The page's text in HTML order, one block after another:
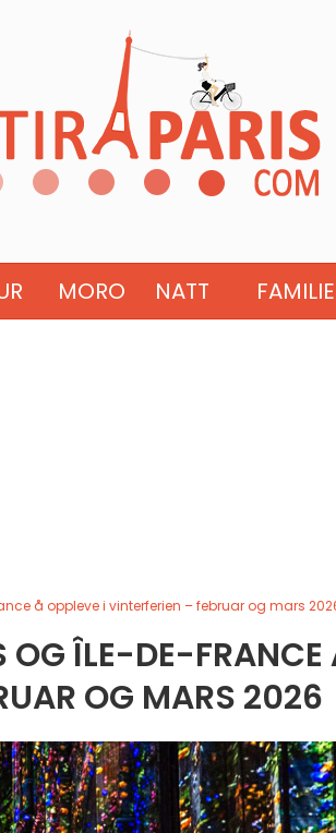
MORO NATT FAMILIE
å oppleve i vinterferien – februar og mars
OG ÎLE-DE-FRANCE
OG MARS 2026